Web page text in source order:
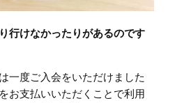
行けなかったりがあるのです
一度ご入会をいただけました
お支払いいただくことで利用